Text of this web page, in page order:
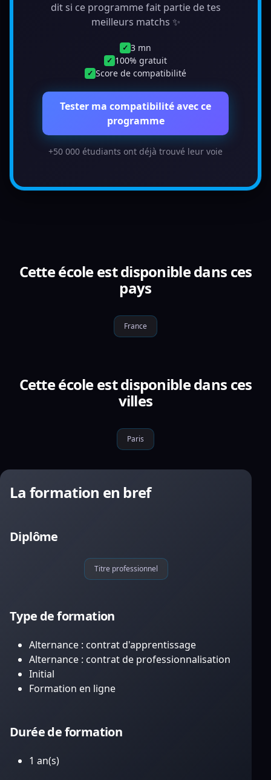
dit si ce programme fait partie de tes
meilleurs matchs ✨
✓ 3 mn
✓ 100% gratuit
✓ Score de compatibilité
Tester ma compatibilité avec ce
programme
+50 000 étudiants ont déjà trouvé leur voie
Cette école est disponible dans ces
pays
France
Cette école est disponible dans ces
villes
Paris
La formation en bref
Diplôme
Titre professionnel
Type de formation
Alternance : contrat d'apprentissage
Alternance : contrat de professionnalisation
Initial
Formation en ligne
Durée de formation
1 an(s)